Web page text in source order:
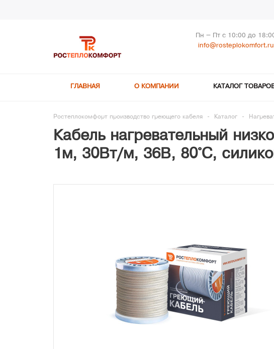
Пн – Пт с 10:00 до
info@rosteplokomfort.ru
ГЛАВНАЯ О КОМПАНИИ КАТАЛОГ
Ростеплокомфорт производство греющего кабеля - Каталог -
Кабель нагревательный
1м, 30Вт/м, 36В, 80°С,